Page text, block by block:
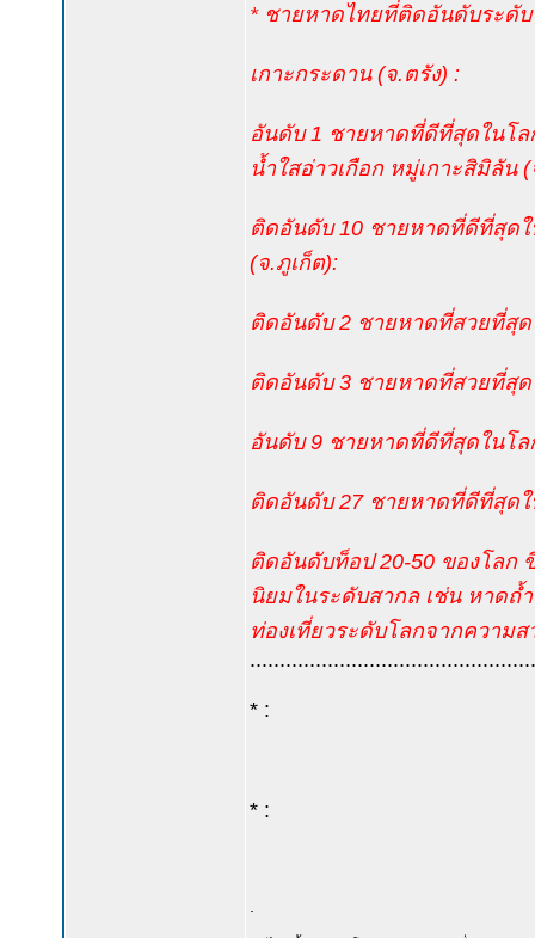
* ชายหาดไทยที่ติดอันดับระดับ
เกาะกระดาน (จ.ตรัง) :
อันดับ 1 ชายหาดที่ดีที่สุดในโล
น้ำใสอ่าวเกือก หมู่เกาะสิมิลัน
ติดอันดับ 10 ชายหาดที่ดีที่สุดใ
(จ.ภูเก็ต):
ติดอันดับ 2 ชายหาดที่สวยที่สุด
ติดอันดับ 3 ชายหาดที่สวยที่สุด
อันดับ 9 ชายหาดที่ดีที่สุดในโล
ติดอันดับ 27 ชายหาดที่ดีที่สุดใ
ติดอันดับท็อป 20-50 ของโลก
นิยมในระดับสากล เช่น หาดถ้
ท่องเที่ยวระดับโลกจากความ
* :
* :